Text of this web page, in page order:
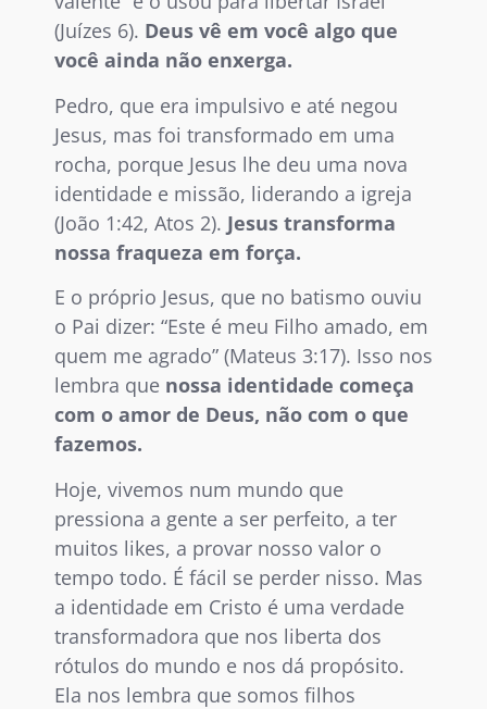
(Juízes 6). Deus vê em você algo que
você ainda não enxerga.
Pedro, que era impulsivo e até negou
Jesus, mas foi transformado em uma
rocha, porque Jesus lhe deu uma nova
identidade e missão, liderando a igreja
(João 1:42, Atos 2). Jesus transforma
nossa fraqueza em força.
E o próprio Jesus, que no batismo ouviu
o Pai dizer: “Este é meu Filho amado, em
quem me agrado” (Mateus 3:17). Isso nos
lembra que nossa identidade começa
com o amor de Deus, não com o que
fazemos.
Hoje, vivemos num mundo que
pressiona a gente a ser perfeito, a ter
muitos likes, a provar nosso valor o
tempo todo. É fácil se perder nisso. Mas
a identidade em Cristo é uma verdade
transformadora que nos liberta dos
rótulos do mundo e nos dá propósito.
Ela nos lembra que somos filhos